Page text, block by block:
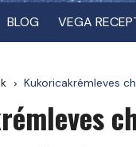
BLOG VEGA
Kukoricakrémleves